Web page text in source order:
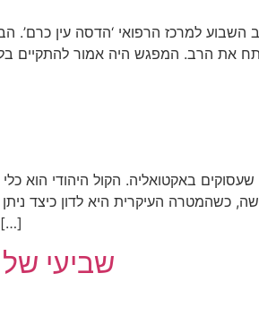
למרכז הרפואי ‘הדסה עין כרם’.
את הרב. המפגש היה אמור להתקיים
באקטואליה. הקול היהודי הוא
כשהמטרה העיקרית היא לדון כיצד
התחקירים המצוינים והמגזין
שביעי